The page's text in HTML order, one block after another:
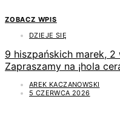
ZOBACZ WPIS
DZIEJE SIĘ
9 hiszpańskich marek, 2
Zapraszamy na ¡hola
AREK KACZANOWSKI
5 CZERWCA 2026